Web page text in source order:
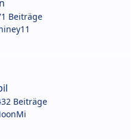
Beiträge
Beiträge